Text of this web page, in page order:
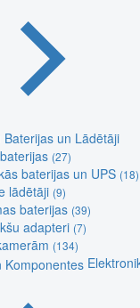
Baterijas un Lādētāji
(27)
baterijas un UPS (18)
lādētāji (9)
baterijas (39)
adapteri (7)
(134)